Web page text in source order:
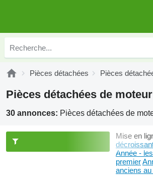
Pièces détachées Pièces
Pièces détachées de
30 annonces: Pièces détachées de
Mise en
Année -
premier
anciens au